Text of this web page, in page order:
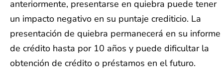
anteriormente, presentarse en quiebra puede tener
un impacto negativo en su puntaje crediticio. La
presentación de quiebra permanecerá en su informe
de crédito hasta por 10 años y puede dificultar la
obtención de crédito o préstamos en el futuro.